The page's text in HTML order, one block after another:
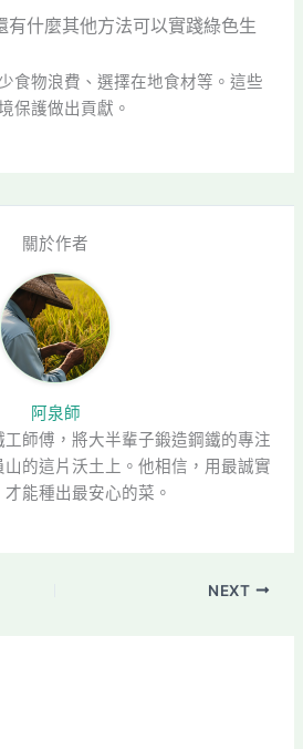
有什麼其他方法可以實踐綠色生
食物浪費、選擇在地食材等。這些
保護做出貢獻。
關於作者
阿泉師
師傅，將大半輩子鍛造鋼鐵的專注
的這片沃土上。他相信，用最誠實
才能種出最安心的菜。
NEXT